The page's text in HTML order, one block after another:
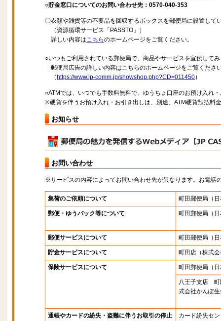
○貯金窓口についてのお問い合わせ先：0570-040-353
〇衣類や雑貨等の不要品を回収するボックスを郵便局に設置して
（資源循環サービス「PASSTO」）
詳しい内容はこちらのホームページをご覧ください。
○いつもご利用されている郵便局で、商品やサービスを宣伝して
郵便局広告の詳しい内容はこちらのホームページをご覧くださ
（ https://www.jp-comm.jp/showshop.php?CD=011450）
○ATMでは、いつでも手数料無料で、ゆうちょ口座のお預け入れ
※硬貨を伴うお預け入れ・お引き出しは、別途、ATM硬貨預払料
お知らせ
お問い合わせ
※サービスの内容によってお問い合わせ先が異なります。お電話
集荷のご依頼について 町田郵便局 （
郵便・ゆうパック等について 町田郵便局 （
郵便サービスについて 町田郵便局 （
貯金サービスについて 町田店 （株式
保険サービスについて 町田郵便局 （
八王子支店 町
式会社かんぽ
通帳やカードの紛失・盗難に伴うお取引の停止
カード紛失セ